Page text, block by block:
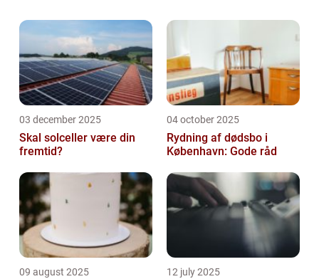
påvirker dit søvnmønster. En ...
03 december 2025
Skal solceller være din
fremtid?
04 october 2025
Rydning af dødsbo i
København: Gode råd
09 august 2025 12 july 2025